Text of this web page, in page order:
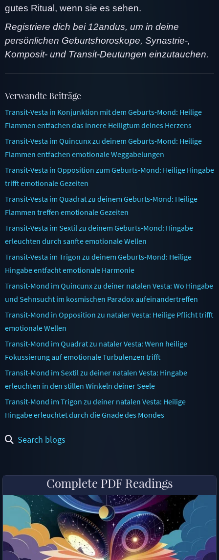
gutes Ritual, wenn sie es sehen.
Registriere dich bei 12andus, um in deine
persönlichen Geburtshoroskope, Synastrie-,
Komposit- und Transit-Deutungen einzutauchen.
Verwandte Beiträge
Transit-Vesta in Konjunktion mit dem Geburts-Mond: Heilige
Flammen entfachen das innere Heiligtum deines Herzens
Transit-Vesta im Quincunx zu deinem Geburts-Mond: Heilige
Flammen entfachen emotionale Weggabelungen
Transit-Vesta in Opposition zum Geburts-Mond: Heilige Hingabe
trifft emotionale Gezeiten
Transit-Vesta im Quadrat zu deinem Geburts-Mond: Heilige
Flammen treffen emotionale Gezeiten
Transit-Vesta im Sextil zu deinem Geburts-Mond: Hingabe
erleuchten durch sanfte emotionale Wellen
Transit-Vesta im Trigon zu deinem Geburts-Mond: Heilige
Hingabe entfacht emotionale Harmonie
Transit-Mond im Quincunx zu deiner natalen Vesta: Wo Hingabe
und Sehnsucht im kosmischen Paradox aufeinandertreffen
Transit-Mond in Opposition zu nataler Vesta: Heilige Pflicht trifft
emotionale Wellen
Transit-Mond im Quadrat zu nataler Vesta: Wenn heilige
Fokussierung auf emotionale Turbulenzen trifft
Transit-Mond im Sextil zu deiner natalen Vesta: Hingabe
erleuchten in den stillen Winkeln deiner Seele
Transit-Mond im Trigon zu deiner natalen Vesta: Heilige
Hingabe erleuchtet durch die Gnade des Mondes
Search blogs
Complete PDF Readings